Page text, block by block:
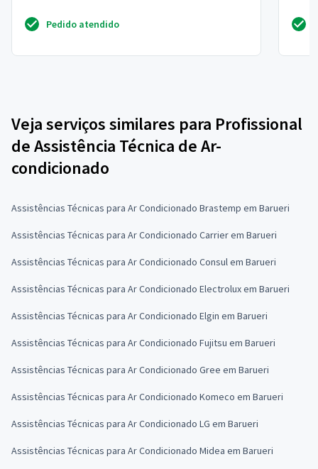
Pedido atendido
Veja serviços similares para Profissional
de Assistência Técnica de Ar-
condicionado
Assistências Técnicas para Ar Condicionado Brastemp em Barueri
Assistências Técnicas para Ar Condicionado Carrier em Barueri
Assistências Técnicas para Ar Condicionado Consul em Barueri
Assistências Técnicas para Ar Condicionado Electrolux em Barueri
Assistências Técnicas para Ar Condicionado Elgin em Barueri
Assistências Técnicas para Ar Condicionado Fujitsu em Barueri
Assistências Técnicas para Ar Condicionado Gree em Barueri
Assistências Técnicas para Ar Condicionado Komeco em Barueri
Assistências Técnicas para Ar Condicionado LG em Barueri
Assistências Técnicas para Ar Condicionado Midea em Barueri